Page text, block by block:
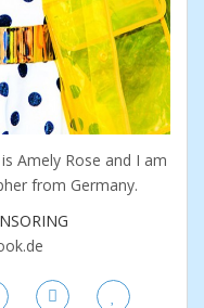
Amely Rose and I am
from Germany.